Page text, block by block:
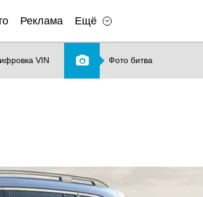
Реклама Ещё
VIN Фото битва